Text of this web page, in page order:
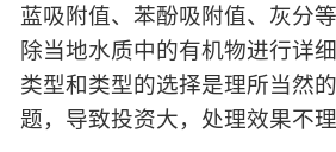
蓝吸附值、苯酚吸附值、灰分
除当地水质中的有机物进行详
类型和类型的选择是理所当然
题，导致投资大，处理效果不理